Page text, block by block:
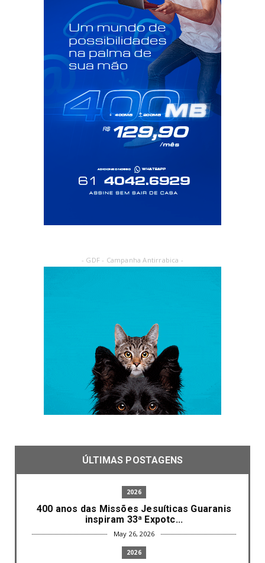
- GDF - Campanha Antirrabica -
ÚLTIMAS POSTAGENS
2026
400 anos das Missões Jesuíticas Guaranis
inspiram 33ª Expotc...
May 26, 2026
2026